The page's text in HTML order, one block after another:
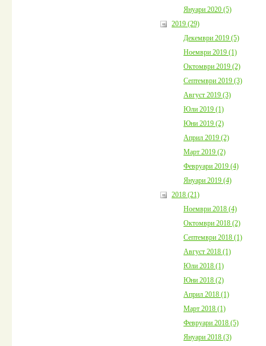
Януари 2020 (5)
2019 (29)
Декември 2019 (5)
Ноември 2019 (1)
Октомври 2019 (2)
Септември 2019 (3)
Август 2019 (3)
Юли 2019 (1)
Юни 2019 (2)
Април 2019 (2)
Март 2019 (2)
Февруари 2019 (4)
Януари 2019 (4)
2018 (21)
Ноември 2018 (4)
Октомври 2018 (2)
Септември 2018 (1)
Август 2018 (1)
Юли 2018 (1)
Юни 2018 (2)
Април 2018 (1)
Март 2018 (1)
Февруари 2018 (5)
Януари 2018 (3)